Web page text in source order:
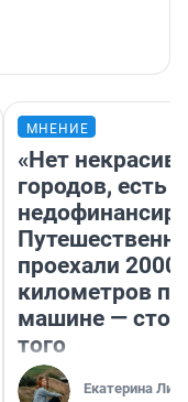
МНЕНИЕ
«Нет
городов, есть
проехали 2000
километров по
машине —
того
Екатерина